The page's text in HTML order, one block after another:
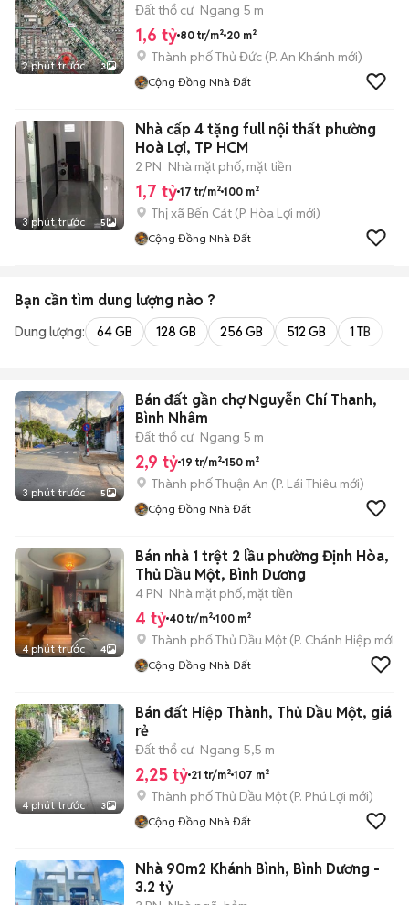
2 phút trước 3
Đất thổ cư Ngang 5 m
1,6 tỷ 80 tr/m² 20 m²
Thành phố Thủ Đức (P. An Khánh mới)
Cộng Đồng Nhà Đất
3 phút trước 5
Nhà cấp 4 tặng full nội thất phường
Hoà Lợi, TP HCM
2 PN Nhà mặt phố, mặt tiền
1,7 tỷ 17 tr/m² 100 m²
Thị xã Bến Cát (P. Hòa Lợi mới)
Cộng Đồng Nhà Đất
Bạn cần tìm dung lượng nào ?
Dung lượng: 64 GB 128 GB 256 GB 512 GB 1 TB
3 phút trước 5
Bán đất gần chợ Nguyễn Chí Thanh,
Bình Nhâm
Đất thổ cư Ngang 5 m
2,9 tỷ 19 tr/m² 150 m²
Thành phố Thuận An (P. Lái Thiêu mới)
Cộng Đồng Nhà Đất
4 phút trước 4
Bán nhà 1 trệt 2 lầu phường Định Hòa,
Thủ Dầu Một, Bình Dương
4 PN Nhà mặt phố, mặt tiền
4 tỷ 40 tr/m² 100 m²
Thành phố Thủ Dầu Một (P. Chánh Hiệp mới)
Cộng Đồng Nhà Đất
4 phút trước 3
Bán đất Hiệp Thành, Thủ Dầu Một, giá
rẻ
Đất thổ cư Ngang 5,5 m
2,25 tỷ 21 tr/m² 107 m²
Thành phố Thủ Dầu Một (P. Phú Lợi mới)
Cộng Đồng Nhà Đất
Nhà 90m2 Khánh Bình, Bình Dương -
3.2 tỷ